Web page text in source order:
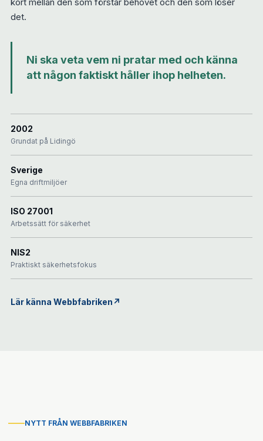
kort mellan den som förstår behovet och den som löser
det.
Ni ska veta vem ni pratar med och känna
att någon faktiskt håller ihop helheten.
2002
Grundat på Lidingö
Sverige
Egna driftmiljöer
ISO 27001
Arbetssätt för säkerhet
NIS2
Praktiskt säkerhetsfokus
Lär känna Webbfabriken↗
NYTT FRÅN WEBBFABRIKEN